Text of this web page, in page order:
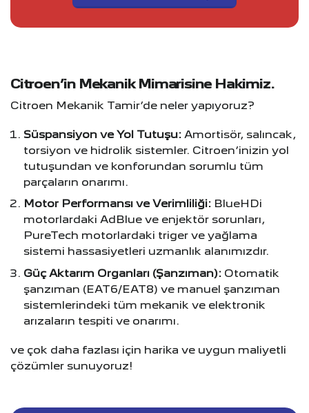
Citroen’in Mekanik Mimarisine Hakimiz.
Citroen Mekanik Tamir’de neler yapıyoruz?
Süspansiyon ve Yol Tutuşu:Amortisör, salıncak,
torsiyon ve hidrolik sistemler. Citroen’inizin yol
tutuşundan ve konforundan sorumlu tüm
parçaların onarımı.
Motor Performansı ve Verimliliği:BlueHDi
motorlardaki AdBlue ve enjektör sorunları,
PureTech motorlardaki triger ve yağlama
sistemi hassasiyetleri uzmanlık alanımızdır.
Güç Aktarım Organları (Şanzıman):Otomatik
şanzıman (EAT6/EAT8) ve manuel şanzıman
sistemlerindeki tüm mekanik ve elektronik
arızaların tespiti ve onarımı.
ve çok daha fazlası için harika ve uygun maliyetli
çözümler sunuyoruz!